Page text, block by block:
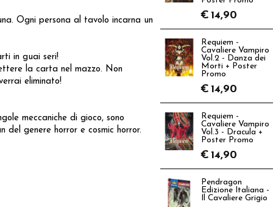
Ogni persona al tavolo incarna un
in guai seri!
la carta nel mazzo. Non
eliminato!
meccaniche di gioco, sono
genere horror e cosmic horror.
€ 14,90
Requiem -
Cavaliere Vampiro
Vol.2 - Danza dei
Morti + Poster
Promo
€ 14,90
Requiem -
Cavaliere Vampiro
Vol.3 - Dracula +
Poster Promo
€ 14,90
Pendragon
Edizione Italiana -
Il Cavaliere Grigio